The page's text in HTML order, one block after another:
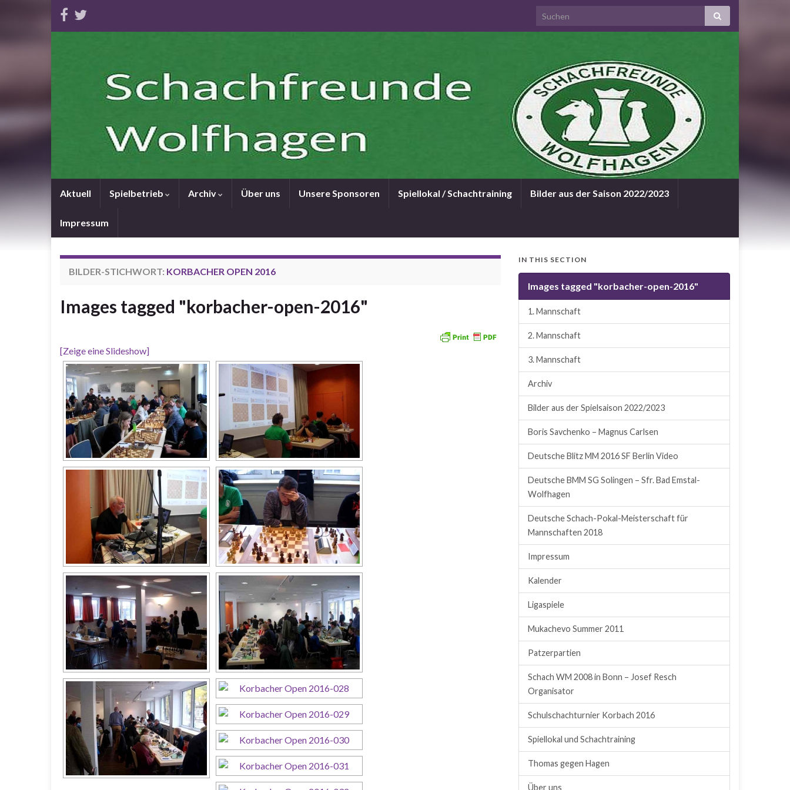
Aktuell Spielbetrieb Archiv Über uns Unsere Sponsoren Spiellokal / Schachtraining Bilder aus der Saison 2022/2023
Impressum
BILDER-STICHWORT: KORBACHER OPEN 2016
Images tagged "korbacher-open-2016"
[Zeige eine Slideshow]
IN THIS SECTION
Images tagged "korbacher-open-2016"
1. Mannschaft
2. Mannschaft
3. Mannschaft
Archiv
Bilder aus der Spielsaison 2022/2023
Boris Savchenko – Magnus Carlsen
Deutsche Blitz MM 2016 SF Berlin Video
Deutsche BMM SG Solingen – Sfr. Bad Emstal-
Wolfhagen
Deutsche Schach-Pokal-Meisterschaft für
Mannschaften 2018
Impressum
Kalender
Ligaspiele
Mukachevo Summer 2011
Patzerpartien
Schach WM 2008 in Bonn – Josef Resch
Organisator
Schulschachturnier Korbach 2016
Spiellokal und Schachtraining
Thomas gegen Hagen
Über uns